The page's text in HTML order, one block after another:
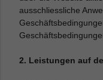
ausschliessliche
2. Leistungen auf